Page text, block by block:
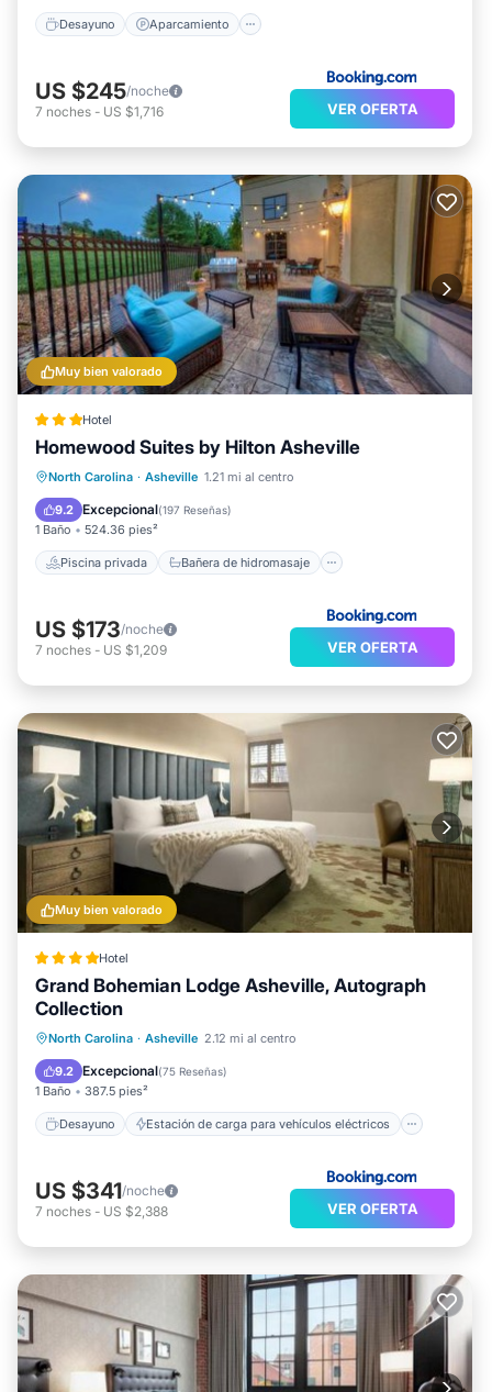
Desayuno Aparcamiento
US $245/noche
7 noches - US $1,716 VER OFERTA
Muy bien valorado
Hotel
Homewood Suites by Hilton Asheville
North Carolina · Asheville 1.21 mi al centro
9.2 Excepcional(197 Reseñas)
1 Baño 524.36 pies²
Piscina privada Bañera de hidromasaje
Piscina privada
Bañera de hidromasaje
Desayuno
Aparcamiento
US $173/noche
7 noches - US $1,209 VER OFERTA
Muy bien valorado
Hotel
Grand Bohemian Lodge Asheville, Autograph
Collection
North Carolina · Asheville 2.12 mi al centro
9.2 Excepcional(75 Reseñas)
1 Baño 387.5 pies²
Desayuno Estación de carga para vehículos eléctricos
Desayuno
Estación de carga para vehículos eléctricos
Aparcamiento
US $341/noche
7 noches - US $2,388 VER OFERTA